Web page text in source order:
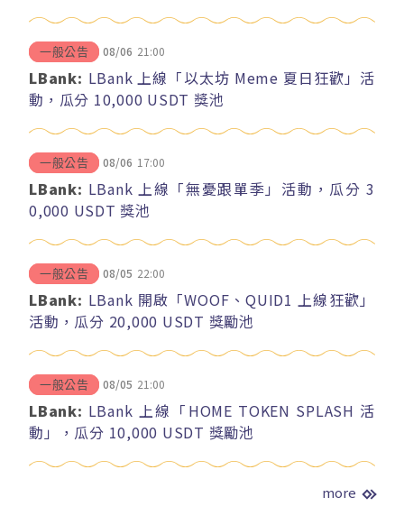
一般公告 08/06 21:00
LBank: LBank 上線「以太坊 Meme 夏日狂歡」活
動，瓜分 10,000 USDT 獎池
一般公告 08/06 17:00
LBank: LBank 上線「無憂跟單季」活動，瓜分 3
0,000 USDT 獎池
一般公告 08/05 22:00
LBank: LBank 開啟「WOOF、QUID1 上線狂歡」
活動，瓜分 20,000 USDT 獎勵池
一般公告 08/05 21:00
LBank: LBank 上線「HOME TOKEN SPLASH 活
動」，瓜分 10,000 USDT 獎勵池
more